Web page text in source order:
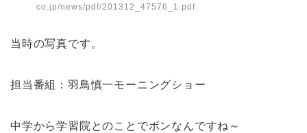
co.jp/news/pdf/201312_47576_1.pdf
当時の写真です。
担当番組：羽鳥慎一モーニングショー
中学から学習院とのことでボンなんですね～